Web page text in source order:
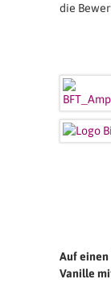
die
Auf einen
Vanille